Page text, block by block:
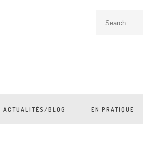
ACTUALITÉS/BLOG EN PRATIQUE